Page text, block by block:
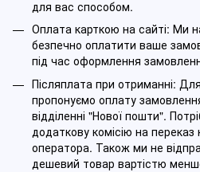
для вас способом.
Оплата карткою на сайті: Ми
безпечно оплатити ваше
під час оформлення
Післяплата при отриманні:
пропонуємо оплату
відділенні "Нової пошти".
додаткову комісію на переказ
оператора. Також ми не
дешевий товар вартістю